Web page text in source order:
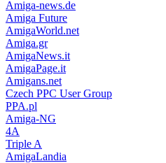
Amiga-news.de
Amiga Future
AmigaWorld.net
Amiga.gr
AmigaNews.it
AmigaPage.it
Amigans.net
Czech PPC User Group
PPA.pl
Amiga-NG
4A
Triple A
AmigaLandia